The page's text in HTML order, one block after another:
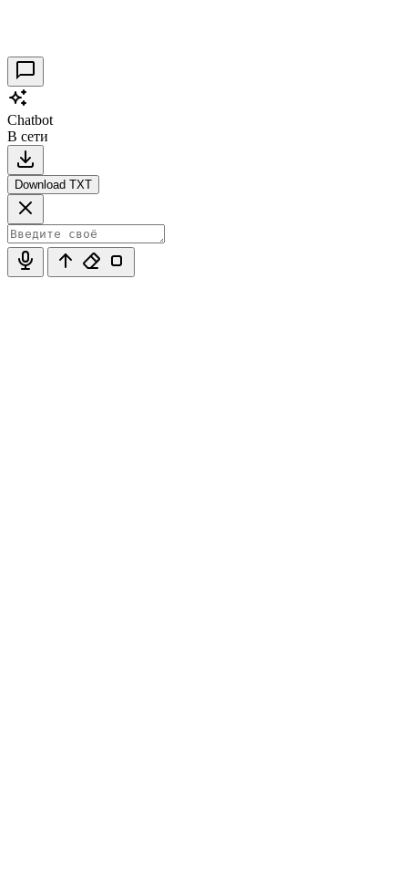
Chatbot
В сети
Download TXT